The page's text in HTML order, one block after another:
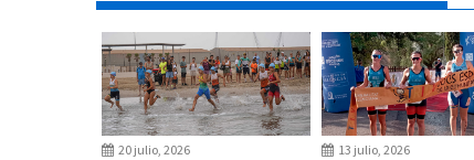
20 julio, 2026 13 julio, 2026